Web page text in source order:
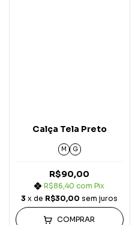
Calça Tela Preto
M G
R$90,00
R$86,40com Pix
3 x de R$30,00 sem juros
COMPRAR